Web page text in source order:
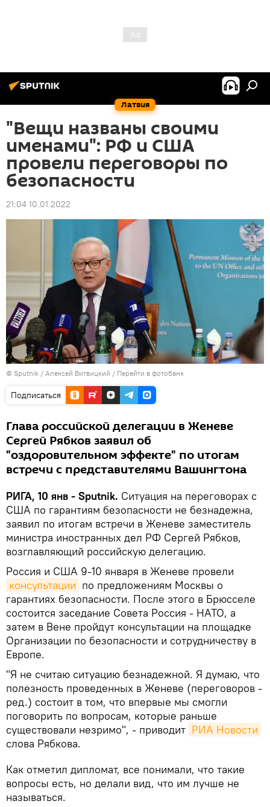
Латвия
"Вещи названы своими
именами": РФ и США
провели переговоры по
безопасности
21:04 10.01.2022
© Sputnik / Алексей Витвицкий / Перейти в фотобанк
Подписаться
Глава российской делегации в Женеве
Сергей Рябков заявил об
"оздоровительном эффекте" по итогам
встречи с представителями Вашингтона
РИГА, 10 янв - Sputnik. Ситуация на переговорах с
США по гарантиям безопасности не безнадежна,
заявил по итогам встречи в Женеве заместитель
министра иностранных дел РФ Сергей Рябков,
возглавляющий российскую делегацию.
Россия и США 9-10 января в Женеве провели
консультации по предложениям Москвы о
гарантиях безопасности. После этого в Брюсселе
состоится заседание Совета Россия - НАТО, а
затем в Вене пройдут консультации на площадке
Организации по безопасности и сотрудничеству в
Европе.
"Я не считаю ситуацию безнадежной. Я думаю, что
полезность проведенных в Женеве (переговоров -
ред.) состоит в том, что впервые мы смогли
поговорить по вопросам, которые раньше
существовали незримо", - приводит РИА Новости
слова Рябкова.
Как отметил дипломат, все понимали, что такие
вопросы есть, но делали вид, что им лучше не
называться.